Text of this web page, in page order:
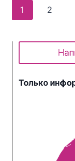
Навигация
по
страницам
1 2
Только